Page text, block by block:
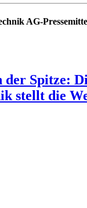
AG-
der Spitze:
stellt die